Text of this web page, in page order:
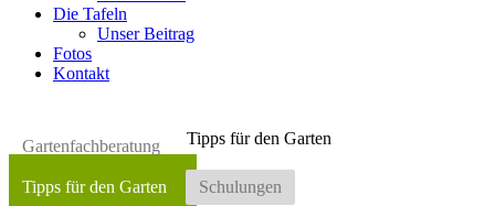
Die Tafeln
Unser Beitrag
Fotos
Kontakt
Gartenfachberatung
Tipps für den Garten Schulungen
Tipps für den Garten